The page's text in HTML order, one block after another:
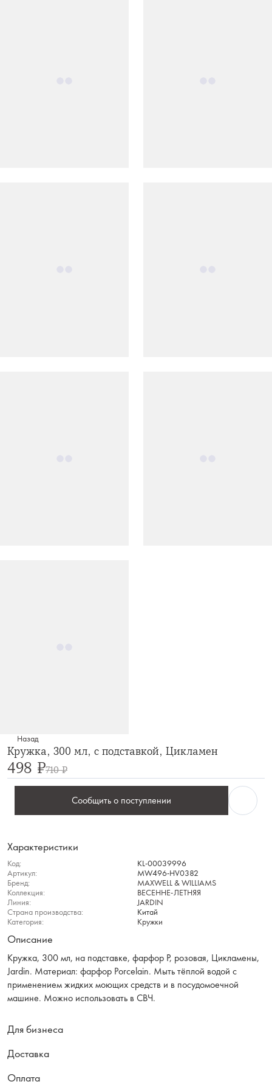
Назад
Кружка, 300 мл, с подставкой, Цикламен
498 ₽710 ₽
Сообщить о поступлении
Характеристики
Код:
KL-00039996
Артикул:
MW496-HV0382
Бренд:
MAXWELL & WILLIAMS
Коллекция:
ВЕСЕННЕ-ЛЕТНЯЯ
Линия:
JARDIN
Страна производства:
Китай
Категория:
Кружки
Описание
Кружка, 300 мл, на подставке, фарфор P, розовая, Цикламены,
Jardin. Материал: фарфор Рorcelain. Мыть тёплой водой с
применением жидких моющих средств и в посудомоечной
машине. Можно использовать в СВЧ.
Для бизнеса
Доставка
Оплата